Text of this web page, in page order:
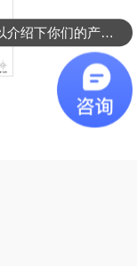
可以介绍下你们的产品么？